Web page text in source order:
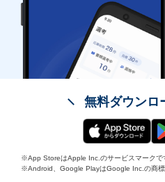
無料ダウンロ
※App StoreはApple Inc.のサービスマークで
※Android、Google PlayはGoogle Inc.の商標